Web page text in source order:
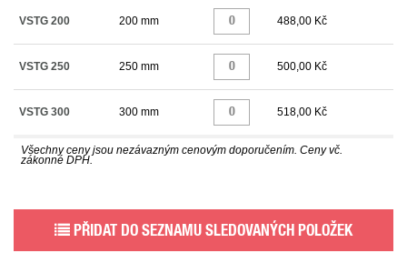
VSTG 200 200 mm 488,00 Kč
VSTG 250 250 mm 500,00 Kč
VSTG 300 300 mm 518,00 Kč
Všechny ceny jsou nezávazným cenovým doporučením. Ceny vč.
zákonné DPH.
PŘIDAT DO SEZNAMU SLEDOVANÝCH POLOŽEK